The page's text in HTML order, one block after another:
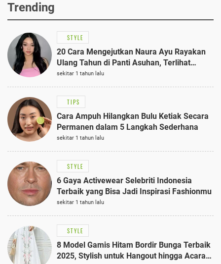
Trending
STYLE
20 Cara Mengejutkan Naura Ayu Rayakan
Ulang Tahun di Panti Asuhan, Terlihat
Anggun dengan Kaftan Cokelat
sekitar 1 tahun lalu
TIPS
Cara Ampuh Hilangkan Bulu Ketiak Secara
Permanen dalam 5 Langkah Sederhana
sekitar 1 tahun lalu
STYLE
6 Gaya Activewear Selebriti Indonesia
Terbaik yang Bisa Jadi Inspirasi Fashionmu
sekitar 1 tahun lalu
STYLE
8 Model Gamis Hitam Bordir Bunga Terbaik
2025, Stylish untuk Hangout hingga Acara